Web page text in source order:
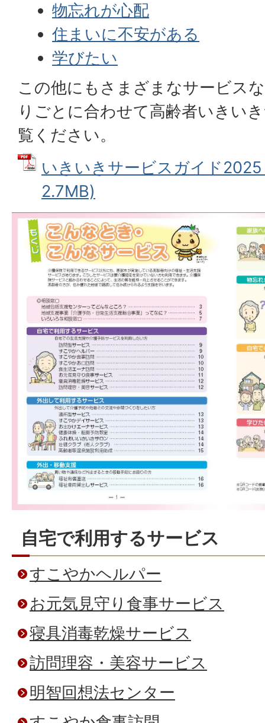
物忘れが心配
住まいに不安がある
学びたい
この他にもさまざまなサービス
りごとに合わせて高齢者いきい
覧ください。
いきいきサービスガイド
2.7MB)
自宅で利用するサービス
すこやかヘルパー
お元気見守り食事サービス
寝具消毒乾燥サービス
訪問理容・美容サービス
明智回想法センター